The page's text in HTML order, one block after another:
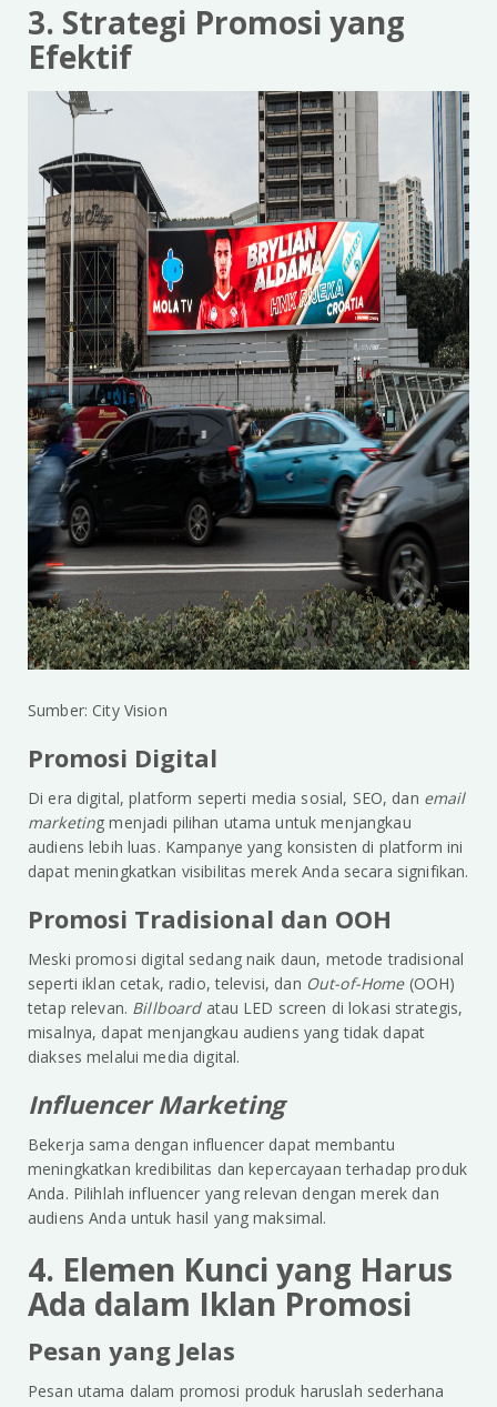
3. Strategi Promosi yang
Efektif
Sumber: City Vision
Promosi Digital
Di era digital, platform seperti media sosial, SEO, dan email
marketing menjadi pilihan utama untuk menjangkau
audiens lebih luas. Kampanye yang konsisten di platform ini
dapat meningkatkan visibilitas merek Anda secara signifikan.
Promosi Tradisional dan OOH
Meski promosi digital sedang naik daun, metode tradisional
seperti iklan cetak, radio, televisi, dan Out-of-Home (OOH)
tetap relevan. Billboardatau LED screen di lokasi strategis,
misalnya, dapat menjangkau audiens yang tidak dapat
diakses melalui media digital.
Influencer Marketing
Bekerja sama dengan influencer dapat membantu
meningkatkan kredibilitas dan kepercayaan terhadap produk
Anda. Pilihlah influencer yang relevan dengan merek dan
audiens Anda untuk hasil yang maksimal.
4. Elemen Kunci yang Harus
Ada dalam Iklan Promosi
Pesan yang Jelas
Pesan utama dalam promosi produk haruslah sederhana